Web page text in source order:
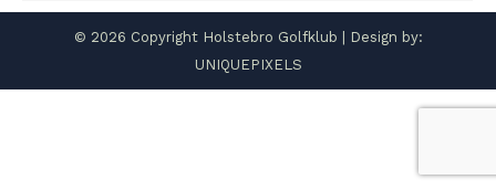
© 2026 Copyright Holstebro Golfklub | Design by:
UNIQUEPIXELS